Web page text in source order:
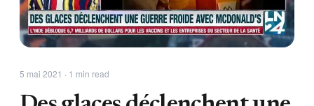
5 mai 2021 · 1 min read